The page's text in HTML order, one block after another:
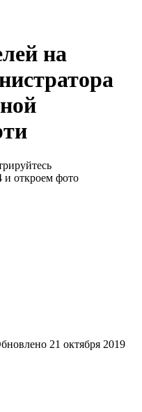
на
и откроем фото
21 октября 2019